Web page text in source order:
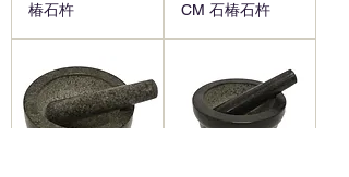
椿石杵
CM 石椿石杵